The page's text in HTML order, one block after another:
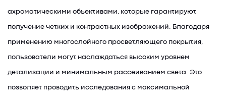
ахроматическими объективами, которые гарантируют
получение четких и контрастных изображений. Благодаря
применению многослойного просветляющего покрытия,
пользователи могут наслаждаться высоким уровнем
детализации и минимальным рассеиванием света. Это
позволяет проводить исследования с максимальной